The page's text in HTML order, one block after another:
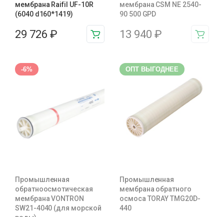
мембрана Raifil UF-10R
(6040 d160*1419)
29 726 ₽
мембрана CSM NE 2540-
90 500 GPD
13 940 ₽
-6%
Промышленная
обратноосмотическая
мембрана VONTRON
SW21-4040 (для морской
ОПТ ВЫГОДНЕЕ
Промышленная
мембрана обратного
осмоса TORAY TMG20D-
440